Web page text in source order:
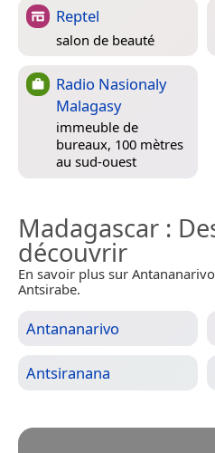
Reptel
salon de beauté
Radio Nasionaly
Malagasy
immeuble de
bureaux, 100 mètres
au sud-ouest
Madagascar :
découvrir
En savoir plus sur
Antsirabe.
Antananarivo
Antsiranana